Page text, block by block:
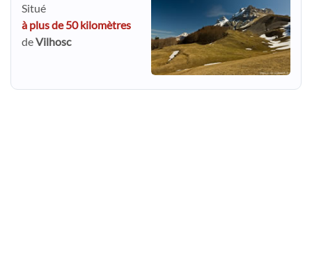
Situé
à plus de 50 kilomètres
deVilhosc